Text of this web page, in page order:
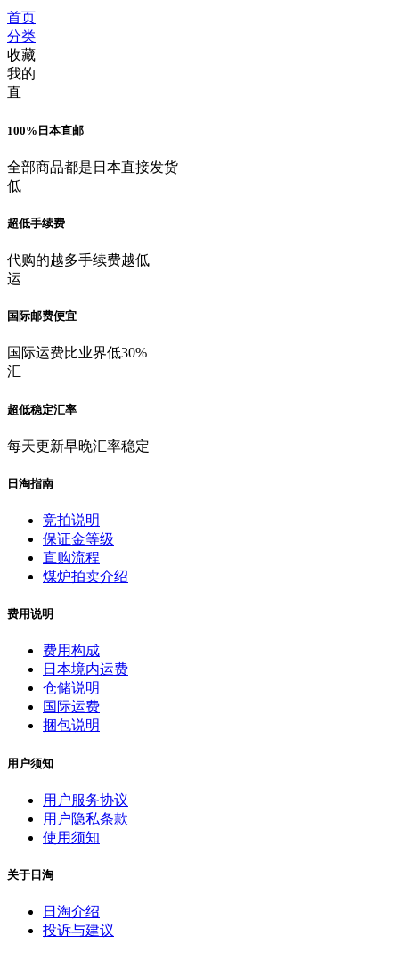
首页
分类
收藏
我的
直
100%日本直邮
全部商品都是日本直接发货
低
超低手续费
代购的越多手续费越低
运
国际邮费便宜
国际运费比业界低30%
汇
超低稳定汇率
每天更新早晚汇率稳定
日淘指南
竞拍说明
保证金等级
直购流程
煤炉拍卖介绍
费用说明
费用构成
日本境内运费
仓储说明
国际运费
捆包说明
用户须知
用户服务协议
用户隐私条款
使用须知
关于日淘
日淘介绍
投诉与建议